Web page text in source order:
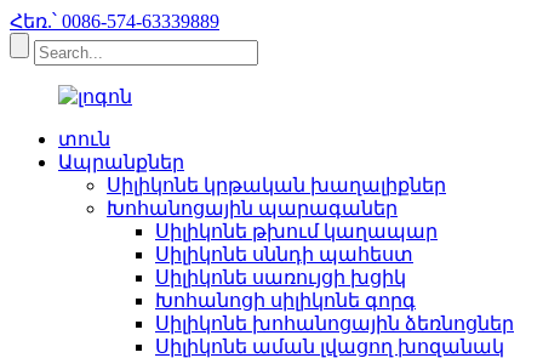
Հեռ.՝ 0086-574-63339889
տուն
Ապրանքներ
Սիլիկոնե կրթական խաղալիքներ
Խոհանոցային պարագաներ
Սիլիկոնե թխում կաղապար
Սիլիկոնե սննդի պահեստ
Սիլիկոնե սառույցի խցիկ
Խոհանոցի սիլիկոնե գորգ
Սիլիկոնե խոհանոցային ձեռնոցներ
Սիլիկոնե աման լվացող խոզանակ